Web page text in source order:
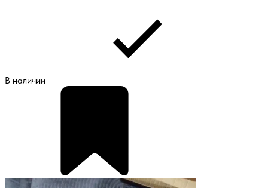
В наличии